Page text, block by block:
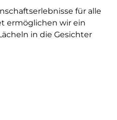
für alle
ermöglichen wir ein
in die Gesichter